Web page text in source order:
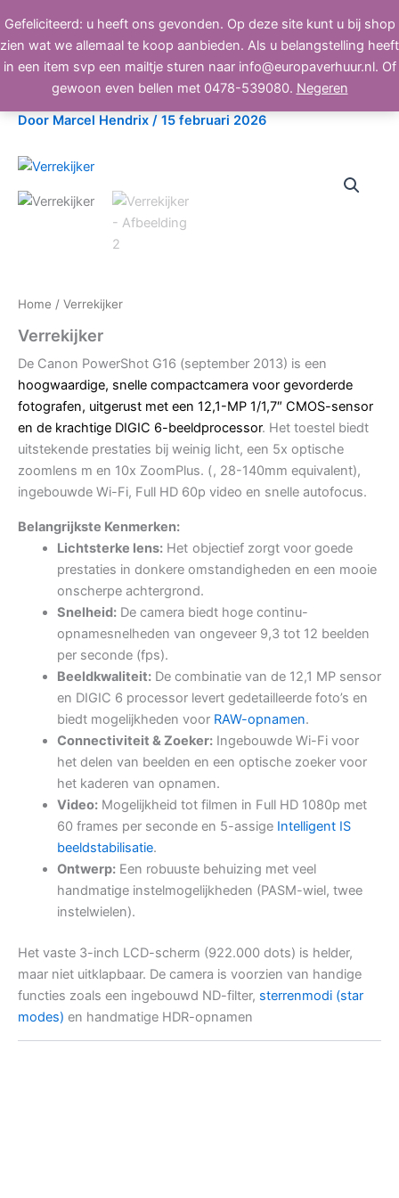
Gefeliciteerd: u heeft ons gevonden. Op deze site kunt u bij shop
zien wat we allemaal te koop aanbieden. Als u belangstelling heeft
in een item svp een mailtje sturen naar info@europaverhuur.nl. Of
gewoon even bellen met 0478-539080. Negeren
naar
de
inhoud
BEELD, GELUID, LICHT
Verrekijker
Door Marcel Hendrix / 15 februari 2026
Home / Verrekijker
Verrekijker
De Canon PowerShot G16 (september 2013) is een
hoogwaardige, snelle compactcamera voor gevorderde
fotografen, uitgerust met een 12,1-MP 1/1,7″ CMOS-sensor
en de krachtige DIGIC 6-beeldprocessor. Het toestel biedt
uitstekende prestaties bij weinig licht, een 5x optische
zoomlens m en 10x ZoomPlus. (, 28-140mm equivalent),
ingebouwde Wi-Fi, Full HD 60p video en snelle autofocus.
Belangrijkste Kenmerken:
Lichtsterke lens:Het objectief zorgt voor goede
prestaties in donkere omstandigheden en een mooie
onscherpe achtergrond.
Snelheid:De camera biedt hoge continu-
opnamesnelheden van ongeveer 9,3 tot 12 beelden
per seconde (fps).
Beeldkwaliteit:De combinatie van de 12,1 MP sensor
en DIGIC 6 processor levert gedetailleerde foto’s en
biedt mogelijkheden voor RAW-opnamen.
Connectiviteit & Zoeker:Ingebouwde Wi-Fi voor
het delen van beelden en een optische zoeker voor
het kaderen van opnamen.
Video:Mogelijkheid tot filmen in Full HD 1080p met
60 frames per seconde en 5-assige Intelligent IS
beeldstabilisatie.
Ontwerp:Een robuuste behuizing met veel
handmatige instelmogelijkheden (PASM-wiel, twee
instelwielen).
Het vaste 3-inch LCD-scherm (922.000 dots) is helder,
maar niet uitklapbaar. De camera is voorzien van handige
functies zoals een ingebouwd ND-filter, sterrenmodi (star
modes) en handmatige HDR-opnamen